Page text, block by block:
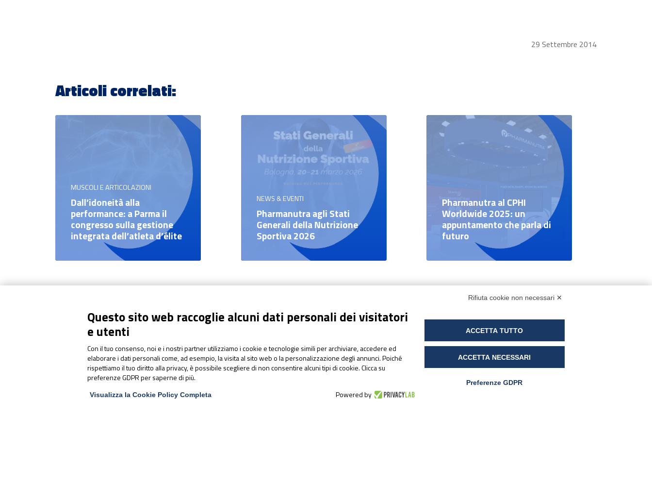
29 Settembre 2014
Articoli correlati:
MUSCOLI E ARTICOLAZIONI
Dall’idoneità alla
performance: a Parma il
congresso sulla gestione
integrata dell’atleta d’élite
NEWS & EVENTI
Pharmanutra agli Stati
Generali della Nutrizione
Sportiva 2026
Pharmanutra al CPHI
Worldwide 2025: un
appuntamento che parla di
futuro
PharmaNutra S.p.A
Sede Legale
Via Campodavela 1 - 56122 PISA
Tel. +39 050 7846500
Codice Destinatario Fatturazione
sideral.it
sidevit.it
Newsletter
Pharmanutra iscriviti alla newsletter e sarai
Rifiuta cookie non necessari ✕
Questo sito web raccoglie alcuni dati personali dei visitatori
e utenti
Con il tuo consenso, noi e i nostri partner utilizziamo i cookie e tecnologie simili per archiviare, accedere ed
elaborare i dati personali come, ad esempio, la visita al sito web o la personalizzazione degli annunci. Poiché
rispettiamo il tuo diritto alla privacy, è possibile scegliere di non consentire alcuni tipi di cookie. Clicca su
preferenze GDPR per saperne di più.
Visualizza la Cookie Policy Completa Powered by
ACCETTA TUTTO
ACCETTA NECESSARI
Preferenze GDPR